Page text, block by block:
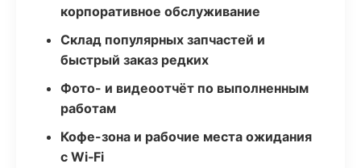
корпоративное обслуживание
Склад популярных запчастей и
быстрый заказ редких
Фото- и видеоотчёт по выполненным
работам
Кофе-зона и рабочие места ожидания
с Wi‑Fi